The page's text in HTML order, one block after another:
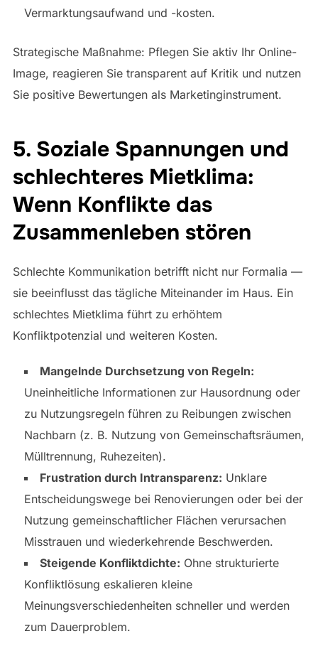
Vermarktungsaufwand und -kosten.
Strategische Maßnahme: Pflegen Sie aktiv Ihr Online-
Image, reagieren Sie transparent auf Kritik und nutzen
Sie positive Bewertungen als Marketinginstrument.
5. Soziale Spannungen und
schlechteres Mietklima:
Wenn Konflikte das
Zusammenleben stören
Schlechte Kommunikation betrifft nicht nur Formalia —
sie beeinflusst das tägliche Miteinander im Haus. Ein
schlechtes Mietklima führt zu erhöhtem
Konfliktpotenzial und weiteren Kosten.
Mangelnde Durchsetzung von Regeln:
Uneinheitliche Informationen zur Hausordnung oder
zu Nutzungsregeln führen zu Reibungen zwischen
Nachbarn (z. B. Nutzung von Gemeinschaftsräumen,
Mülltrennung, Ruhezeiten).
Frustration durch Intransparenz: Unklare
Entscheidungswege bei Renovierungen oder bei der
Nutzung gemeinschaftlicher Flächen verursachen
Misstrauen und wiederkehrende Beschwerden.
Steigende Konfliktdichte: Ohne strukturierte
Konfliktlösung eskalieren kleine
Meinungsverschiedenheiten schneller und werden
zum Dauerproblem.